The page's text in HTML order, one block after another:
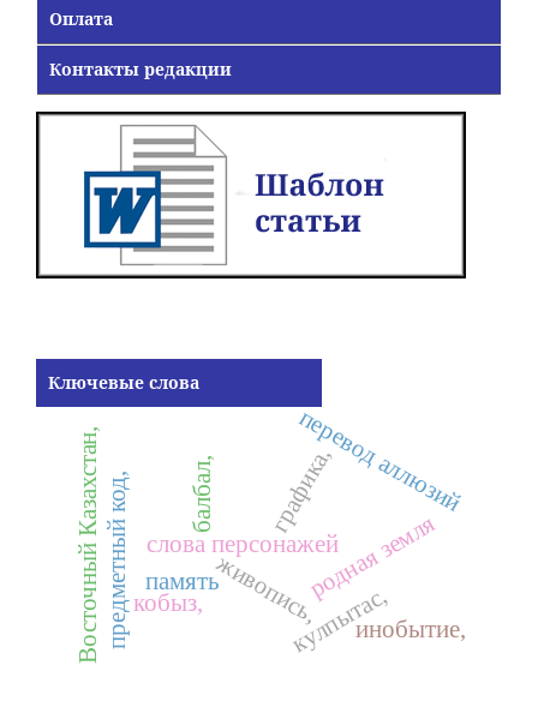
Оплата
Контакты редакции
Ключевые слова
живопись,
графика,
кобыз,
балбал,
кулпытас,
предметный код, инобытие,
память
перевод аллюзий
Восточный Казахстан, родная земля
слова персонажей